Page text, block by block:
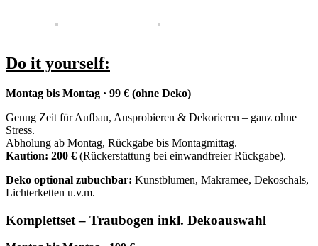
Do it yourself:
Montag bis Montag · 99 € (ohne Deko)
Genug Zeit für Aufbau, Ausprobieren & Dekorieren – ganz ohne
Stress.
Abholung ab Montag, Rückgabe bis Montagmittag.
Kaution: 200 € (Rückerstattung bei einwandfreier Rückgabe).
Deko optional zubuchbar: Kunstblumen, Makramee, Dekoschals,
Lichterketten u.v.m.
Komplettset – Traubogen inkl. Dekoauswahl